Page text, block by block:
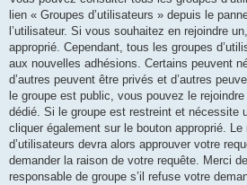
lien « Groupes d’utilisateurs » depuis le
l’utilisateur. Si vous souhaitez en rejoindre
approprié. Cependant, tous les groupes
aux nouvelles adhésions. Certains peuvent
d’autres peuvent être privés et d’autres
le groupe est public, vous pouvez le
dédié. Si le groupe est restreint et nécessite
cliquer également sur le bouton approprié. Le
d’utilisateurs devra alors approuver votre
demander la raison de votre requête. Merci
responsable de groupe s’il refuse votre